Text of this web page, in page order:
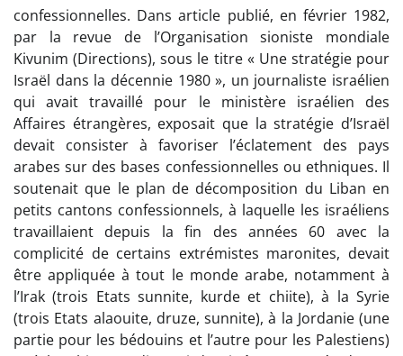
confessionnelles. Dans article publié, en février 1982,
par la revue de l’Organisation sioniste mondiale
Kivunim (Directions), sous le titre « Une stratégie pour
Israël dans la décennie 1980 », un journaliste israélien
qui avait travaillé pour le ministère israélien des
Affaires étrangères, exposait que la stratégie d’Israël
devait consister à favoriser l’éclatement des pays
arabes sur des bases confessionnelles ou ethniques. Il
soutenait que le plan de décomposition du Liban en
petits cantons confessionnels, à laquelle les israéliens
travaillaient depuis la fin des années 60 avec la
complicité de certains extrémistes maronites, devait
être appliquée à tout le monde arabe, notamment à
l’Irak (trois Etats sunnite, kurde et chiite), à la Syrie
(trois Etats alaouite, druze, sunnite), à la Jordanie (une
partie pour les bédouins et l’autre pour les Palestiens)